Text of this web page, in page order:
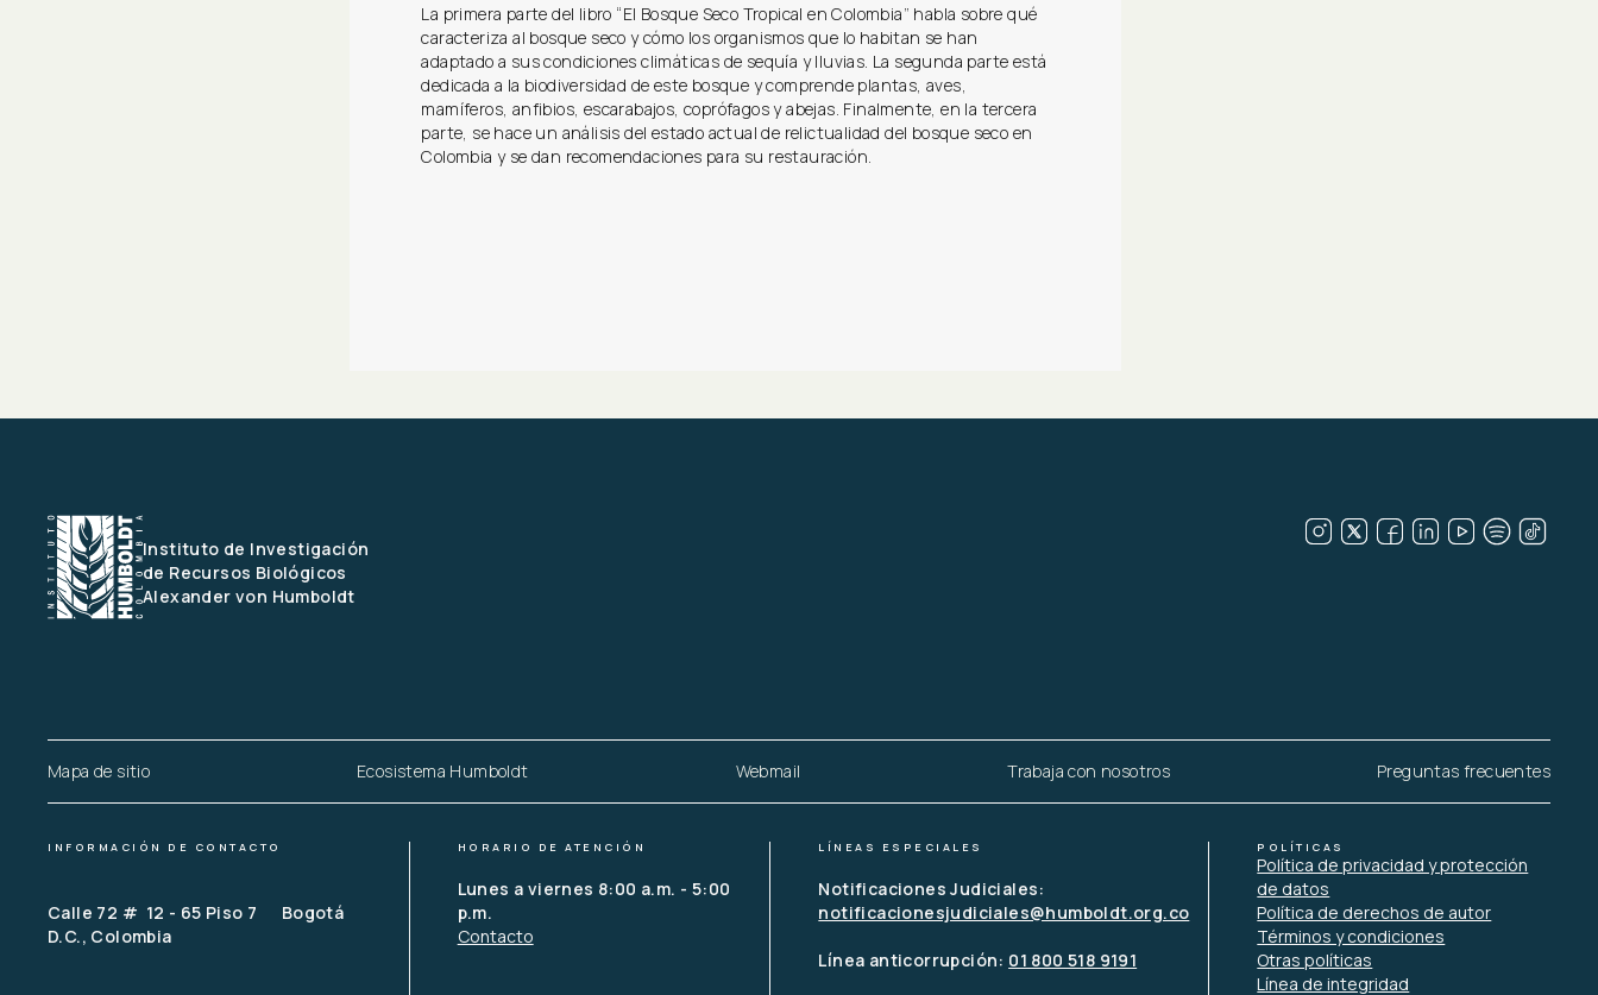
La primera parte del libro “El Bosque Seco Tropical en Colombia” habla sobre qué
caracteriza al bosque seco y cómo los organismos que lo habitan se han
adaptado a sus condiciones climáticas de sequía y lluvias. La segunda parte está
dedicada a la biodiversidad de este bosque y comprende plantas, aves,
mamíferos, anfibios, escarabajos, coprófagos y abejas. Finalmente, en la tercera
parte, se hace un análisis del estado actual de relictualidad del bosque seco en
Colombia y se dan recomendaciones para su restauración.
Instituto de Investigación
de Recursos Biológicos
Alexander von Humboldt
Mapa de sitio Ecosistema Humboldt Webmail Trabaja con nosotros Preguntas frecuentes
INFORMACIÓN DE CONTACTO
Calle 72 #  12 - 65 Piso 7      Bogotá
D.C., Colombia
HORARIO DE ATENCIÓN
Lunes a viernes 8:00 a.m. - 5:00
p.m.
Contacto
LÍNEAS ESPECIALES
Notificaciones Judiciales:
notificacionesjudiciales@humboldt.org.co
Línea anticorrupción: 01 800 518 9191
POLÍTICAS
Política de privacidad y protección
de datos
Política de derechos de autor
Términos y condiciones
Otras políticas
Línea de integridad